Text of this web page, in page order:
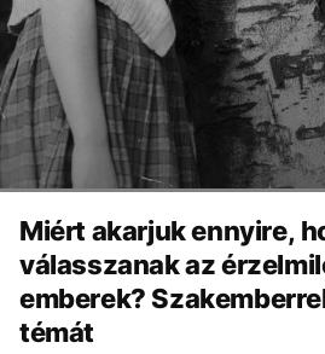
Miért akarjuk ennyire,
válasszanak az
emberek?
témát